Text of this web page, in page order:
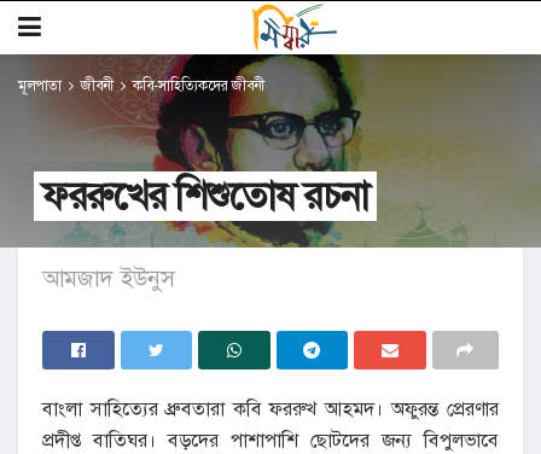
মূলপাতা জীবনী কবি-সাহিত্যিকদের জীবনী
ফররুখের শিশুতোষ রচনা
আমজাদ ইউনুস
বাংলা সাহিত্যের ধ্রুবতারা কবি ফররুখ আহমদ। অফুরন্ত প্রেরণার
প্রদীপ্ত বাতিঘর। বড়দের পাশাপাশি ছোটদের জন্য বিপুলভাবে